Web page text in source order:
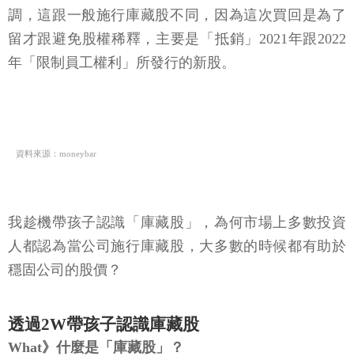
調，這跟一般施行庫藏股不同，因為這次買回是為了
留才跟避免股權稀釋，主要是「抵銷」2021年跟2022
年「限制員工權利」所發行的新股。
資料來源：moneybar
我趁機帶孩子認識「庫藏股」，為何市場上多數投資
人都認為當公司施行庫藏股，大多數的時候都有助於
穩固公司的股價？
透過2W帶孩子認識庫藏股
What》什麼是「庫藏股」？